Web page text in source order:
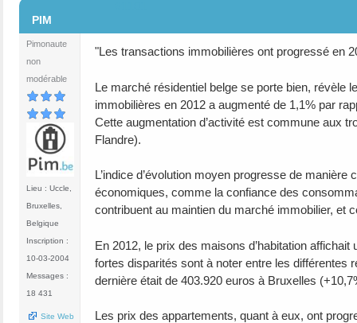
PIM
Pimonaute
non
modérable
Lieu : Uccle,
Bruxelles,
Belgique
Inscription :
10-03-2004
Messages :
18 431
Site Web
"Les transactions immobilières ont progressé en
Le marché résidentiel belge se porte bien, révèle
immobilières en 2012 a augmenté de 1,1% par
Cette augmentation d’activité est commune aux
Flandre).
L’indice d’évolution moyen progresse de
économiques, comme la confiance des
contribuent au maintien du marché immobilier, et
En 2012, le prix des maisons d’habitation
fortes disparités sont à noter entre les différentes
dernière était de 403.920 euros à Bruxelles
Les prix des appartements, quant à eux, ont